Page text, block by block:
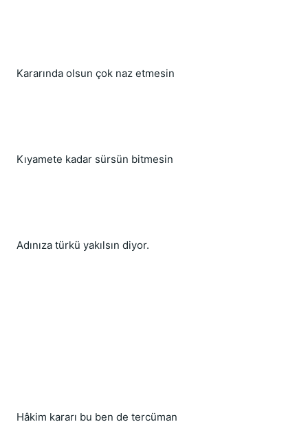
Kararında olsun çok naz etmesin
Kıyamete kadar sürsün bitmesin
Adınıza türkü yakılsın diyor.
Hâkim kararı bu ben de tercüman